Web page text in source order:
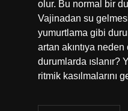
olur. Bu normal bir
Vajinadan su
yumurtlama gibi
artan akıntıya
durumlarda ıslanır?
ritmik kasılmalarını